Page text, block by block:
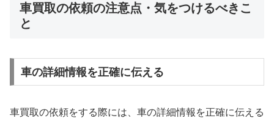
車買取の依頼の注意点・気をつけるべきこ
と
車の詳細情報を正確に伝える
車買取の依頼をする際には、車の詳細情報を正確に伝える